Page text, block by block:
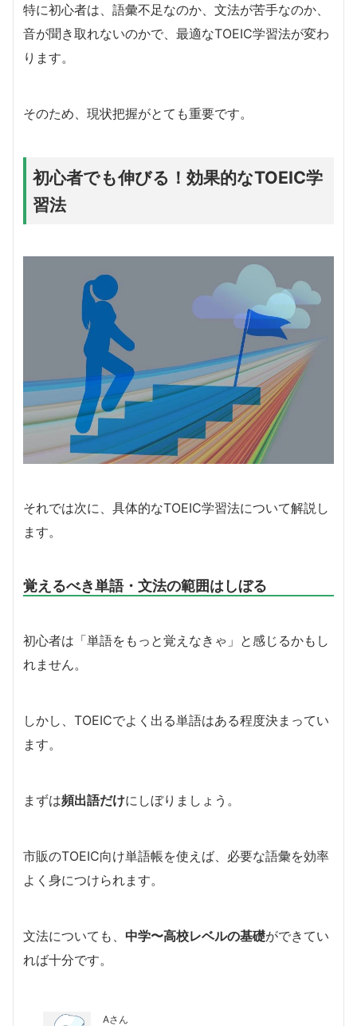
特に初心者は、語彙不足なのか、文法が苦手なのか、
音が聞き取れないのかで、最適なTOEIC学習法が変わ
ります。
そのため、現状把握がとても重要です。
初心者でも伸びる！効果的なTOEIC学
習法
それでは次に、具体的なTOEIC学習法について解説し
ます。
覚えるべき単語・文法の範囲はしぼる
初心者は「単語をもっと覚えなきゃ」と感じるかもし
れません。
しかし、TOEICでよく出る単語はある程度決まってい
ます。
まずは頻出語だけにしぼりましょう。
市販のTOEIC向け単語帳を使えば、必要な語彙を効率
よく身につけられます。
文法についても、 中学〜高校レベルの基礎ができてい
れば十分です。
Aさん